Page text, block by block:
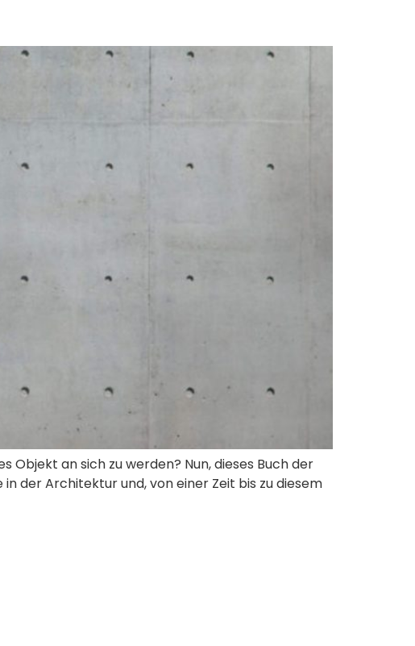
Objekt an sich zu werden? Nun, dieses Buch der
der Architektur und, von einer Zeit bis zu diesem